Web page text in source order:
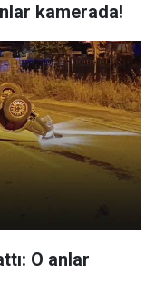
kamerada!
O anlar